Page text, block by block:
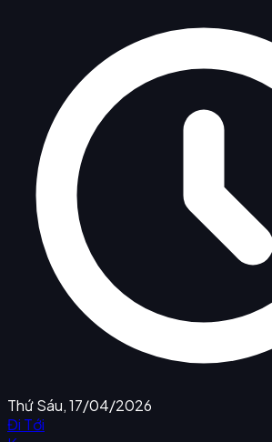
Thứ Sáu, 17/04/2026
Đi Tới